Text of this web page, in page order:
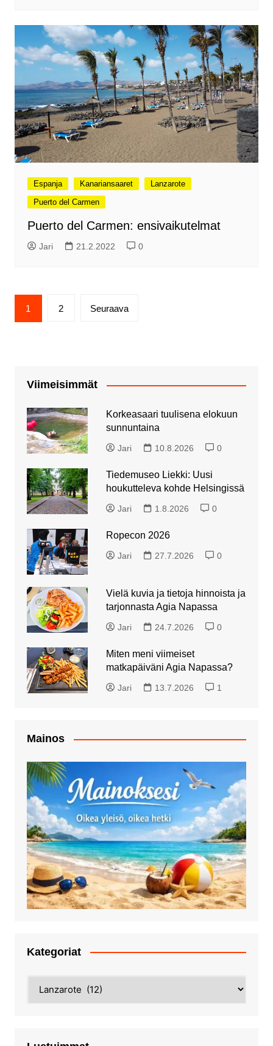
Espanja Kanariansaaret
Lanzarote
Puerto del Carmen
Puerto del Carmen: ensivaikutelmat
Jari 21.2.2022 0
Artikkelien
sivutus
1 2 Seuraava
Viimeisimmät
Korkeasaari tuulisena elokuun
sunnuntaina
Jari 10.8.2026 0
Tiedemuseo Liekki: Uusi
houkutteleva kohde Helsingissä
Jari 1.8.2026 0
Ropecon 2026
Jari 27.7.2026 0
Vielä kuvia ja tietoja hinnoista ja
tarjonnasta Agia Napassa
Jari 24.7.2026 0
Miten meni viimeiset
matkapäiväni Agia Napassa?
Jari 13.7.2026 1
Mainos
Kategoriat